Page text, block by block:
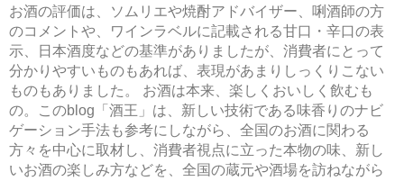
お酒の評価は、ソムリエや焼酎アドバイザー、唎酒師の方
のコメントや、ワインラベルに記載される甘口・辛口の表
示、日本酒度などの基準がありましたが、消費者にとって
分かりやすいものもあれば、表現があまりしっくりこない
ものもありました。 お酒は本来、楽しくおいしく飲むも
の。このblog「酒王」は、新しい技術である味香りのナビ
ゲーション手法も参考にしながら、全国のお酒に関わる
方々を中心に取材し、消費者視点に立った本物の味、新し
いお酒の楽しみ方などを、全国の蔵元や酒場を訪ねながら